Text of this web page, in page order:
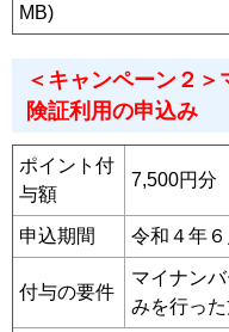
MB)
＜キャンペーン２
険証利用の申込み
ポイント付
与額
7,500円分
申込期間 令和４年
付与の要件
マイナン
みを行っ